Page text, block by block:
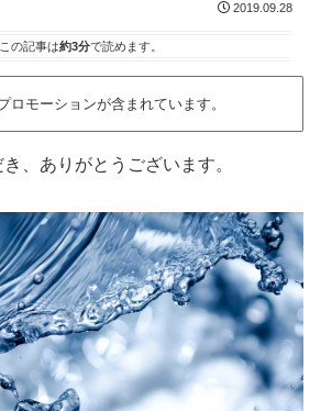
2019.09.28
この記事は約3分で読めます。
ロモーションが含まれています。
、ありがとうございます。